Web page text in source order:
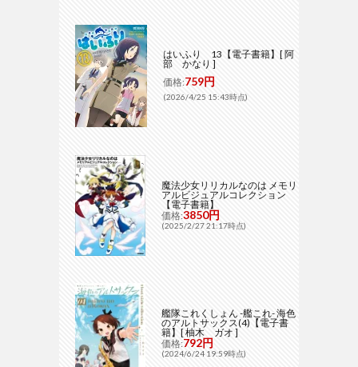
はいふり 13【電子書籍】[ 阿
部 かなり ]
価格:759円
(2026/4/25 15:43時点)
魔法少女リリカルなのは メモリ
アルビジュアルコレクション
【電子書籍】
価格:3850円
(2025/2/27 21:17時点)
艦隊これくしょん -艦これ- 海色
のアルトサックス(4)【電子書
籍】[ 柚木 ガオ ]
価格:792円
(2024/6/24 19:59時点)